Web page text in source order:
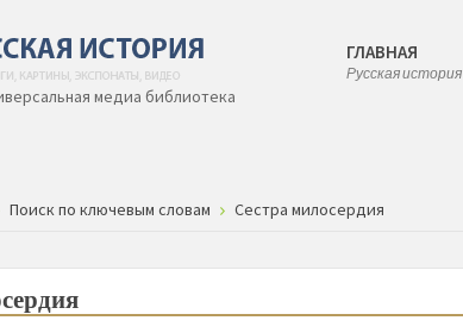
медиа библиотека
ГЛАВНАЯ
Русская история
Поиск по ключевым словам Сестра милосердия